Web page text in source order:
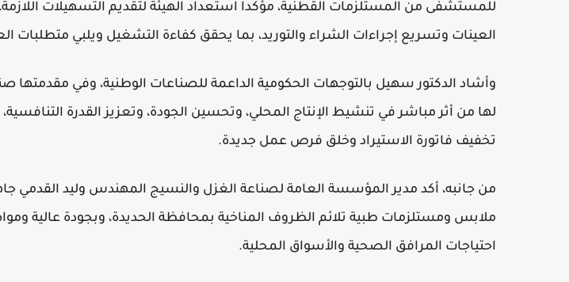
للمستشفى من المستلزمات القطنية، مؤكدا استعداد الهيئة لتقديم التسهيلات
العينات وتسريع إجراءات الشراء والتوريد، بما يحقق كفاءة التشغيل ويلبي متطلبات
وأشاد الدكتور سهيل بالتوجهات الحكومية الداعمة للصناعات الوطنية، وفي مقدمتها
لها من أثر مباشر في تنشيط الإنتاج المحلي، وتحسين الجودة، وتعزيز القدرة
تخفيف فاتورة الاستيراد وخلق فرص عمل جديدة.
من جانبه، أكد مدير المؤسسة العامة لصناعة الغزل والنسيج المهندس وليد القدمي
ملابس ومستلزمات طبية تلائم الظروف المناخية بمحافظة الحديدة، وبجودة عالية
احتياجات المرافق الصحية والأسواق المحلية.